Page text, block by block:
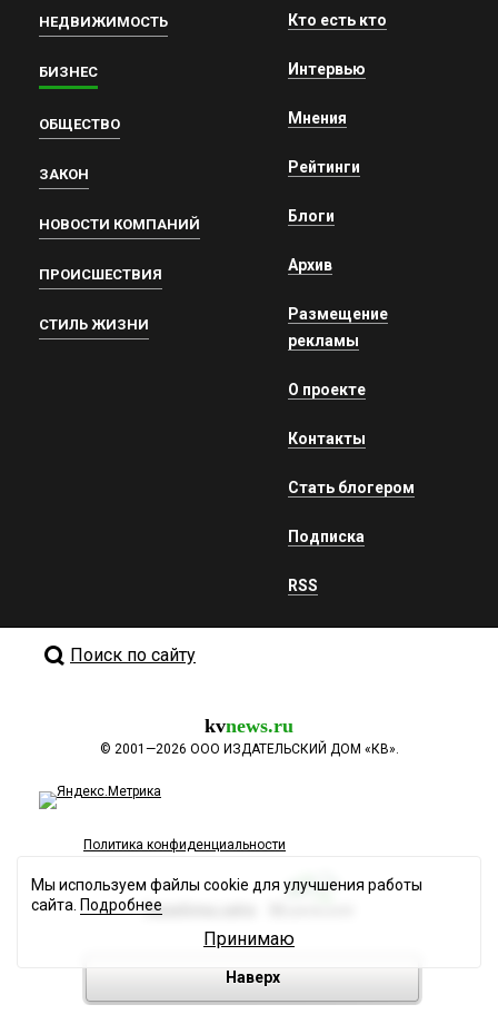
НЕДВИЖИМОСТЬ
БИЗНЕС
ОБЩЕСТВО
ЗАКОН
НОВОСТИ КОМПАНИЙ
ПРОИСШЕСТВИЯ
СТИЛЬ ЖИЗНИ
Кто есть кто
Интервью
Мнения
Рейтинги
Блоги
Архив
Размещение
рекламы
О проекте
Контакты
Стать блогером
Подписка
RSS
Поиск по сайту
kvnews.ru
© 2001—2026 ООО ИЗДАТЕЛЬСКИЙ ДОМ «КВ».
Политика конфиденциальности
Разработка сайта
Наверх
Мы используем файлы cookie для улучшения работы
сайта. Подробнее
Принимаю